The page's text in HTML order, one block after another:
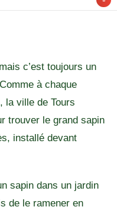
c’est toujours un
à chaque
la ville de Tours
trouver le grand sapin
installé devant
sapin dans un jardin
de le ramener en